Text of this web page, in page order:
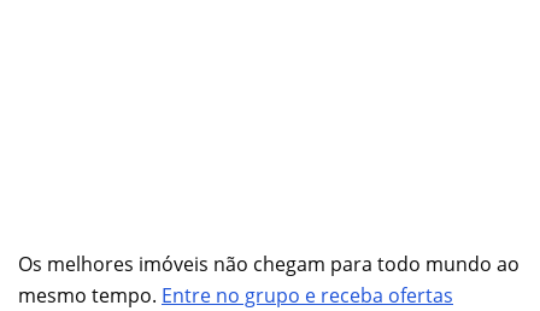
Os melhores imóveis não chegam para todo mundo ao
mesmo tempo. Entre no grupo e receba ofertas